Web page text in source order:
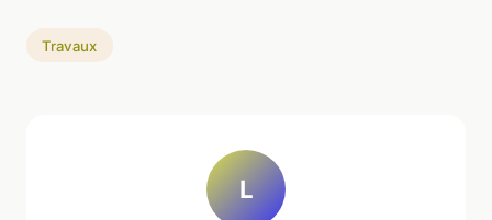
Travaux
L